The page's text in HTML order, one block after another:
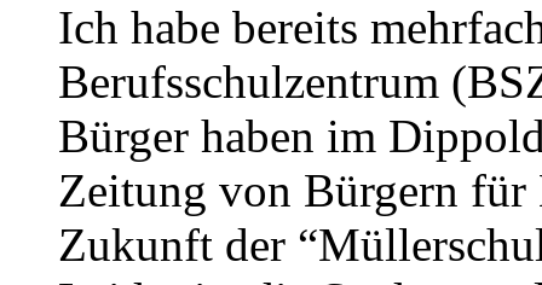
Ich habe bereits
Berufsschulzentrum
Bürger haben im
Zeitung von Bürgern für
Zukunft der